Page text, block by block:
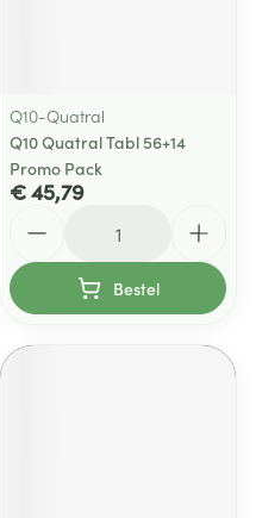
Q10-Quatral
Q10 Quatral Tabl 56+14
Promo Pack
€ 45,79
Bestel